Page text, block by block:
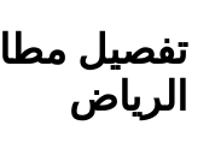
تفصيل
الرياض